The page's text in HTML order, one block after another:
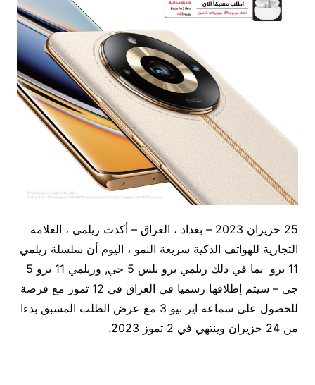
25 حزيران 2023 – بغداد ، العراق – أكدت ريلمي ، العلامة
التجارية للهواتف الذكية سريعة النمو ، اليوم أن سلسلة ريلمي
11 برو بما في ذلك ريلمي برو بلس 5 جي, وريلمي 11 برو 5
جي – سيتم إطلاقها رسميا في العراق في 12 تموز مع فرصة
للحصول على سماعه اير نيو 3 مع عرض الطلب المسبق بدءا
من 24 حزيران وينتهي في 2 تموز 2023.